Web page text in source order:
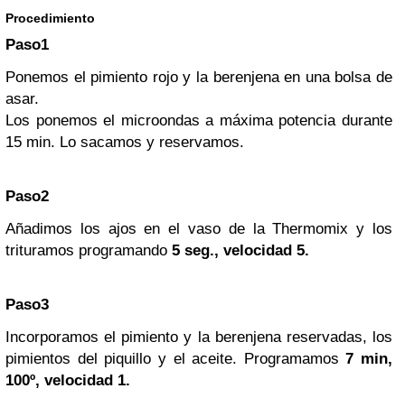
Procedimiento
Paso1
Ponemos el pimiento rojo y la berenjena en una bolsa de
asar.
Los ponemos el microondas a máxima potencia durante
15 min. Lo sacamos y reservamos.
Paso2
Añadimos los ajos en el vaso de la Thermomix y los
trituramos programando 5 seg., velocidad 5.
Paso3
Incorporamos el pimiento y la berenjena reservadas, los
pimientos del piquillo y el aceite. Programamos7 min,
100º, velocidad 1.